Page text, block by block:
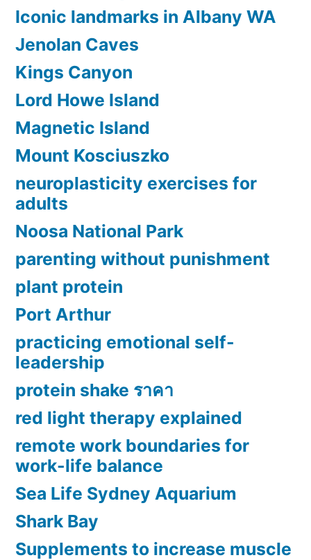
Iconic landmarks in Albany WA
Jenolan Caves
Kings Canyon
Lord Howe Island
Magnetic Island
Mount Kosciuszko
neuroplasticity exercises for
adults
Noosa National Park
parenting without punishment
plant protein
Port Arthur
practicing emotional self-
leadership
protein shake ราคา
red light therapy explained
remote work boundaries for
work-life balance
Sea Life Sydney Aquarium
Shark Bay
Supplements to increase muscle